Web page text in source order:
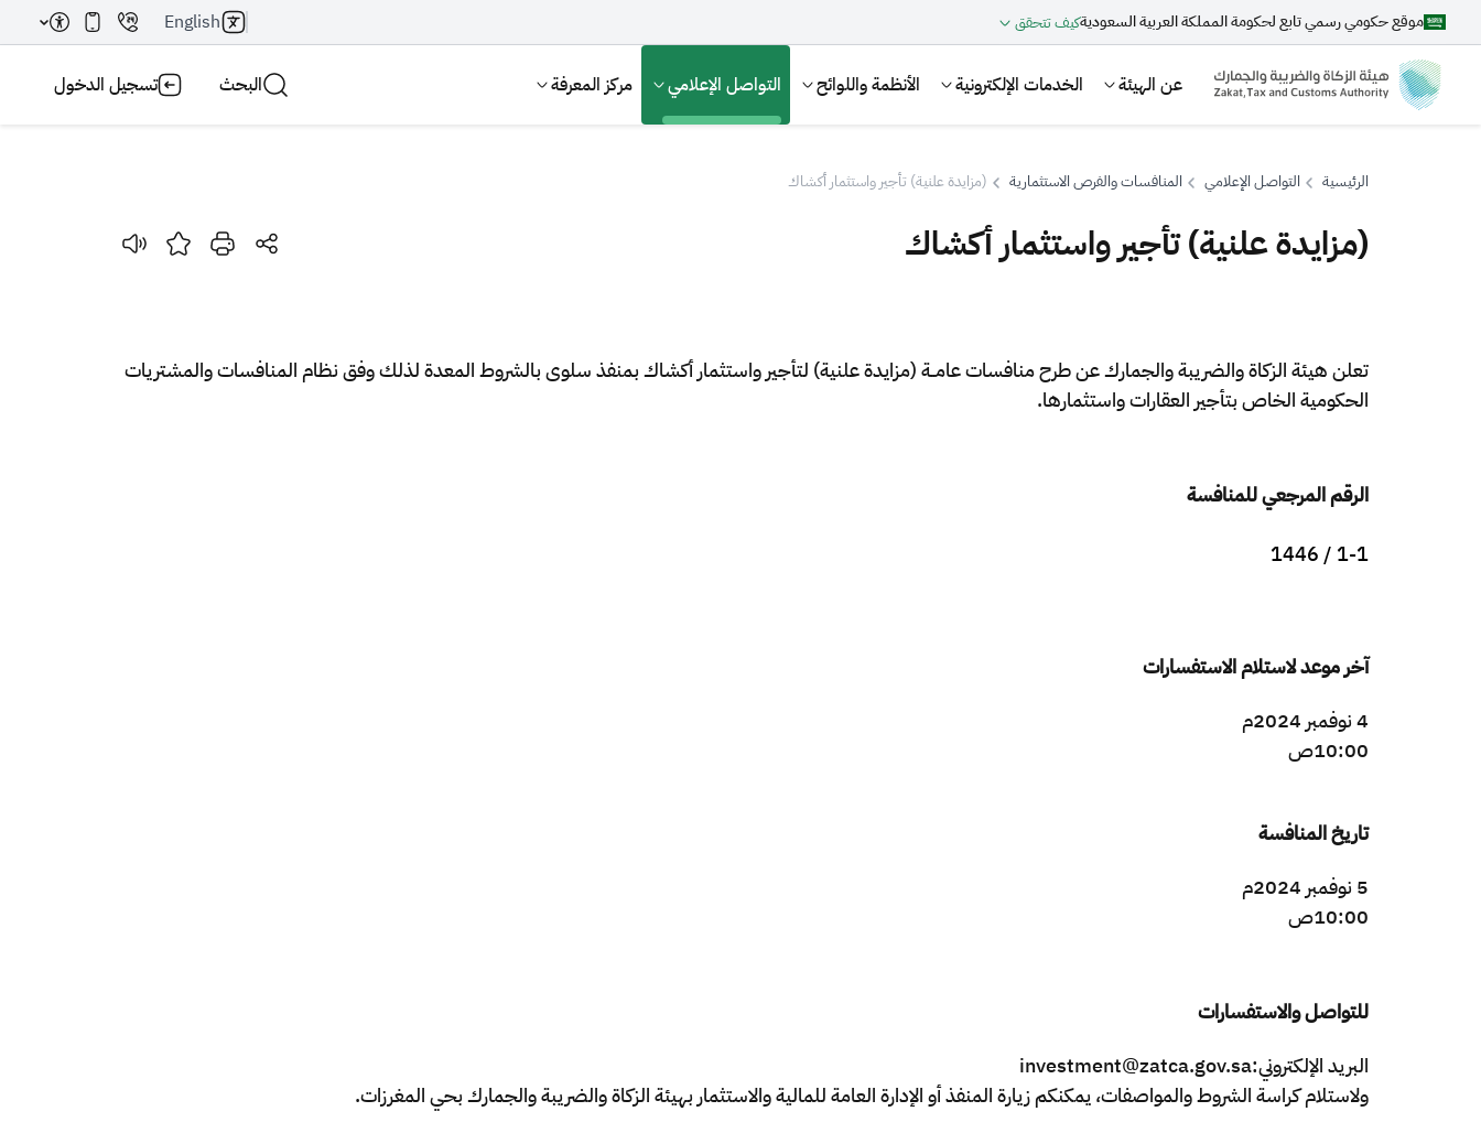
موقع حكومي رسمي تابع لحكومة المملكة العربية السعوديةكيف تتحقق English
عن الهيئة الخدمات الإلكترونية الأنظمة واللوائح التواصل الإعلامي مركز المعرفة البحث تسجيل الدخول
بحث
اقتراحات
الزكاة الجمارك ضريبة القيمة المضافة
الرئيسية التواصل الإعلامي المنافسات والفرص الاستثمارية (مزايدة علنية) تأجير واستثمار أكشاك
(مزايدة علنية) تأجير واستثمار أكشاك
تعلن هيئة الزكاة والضريبة والجمارك عن طرح منافسات عامــة (مزايدة علنية) لتأجير واستثمار أكشاك بمنفذ سلوى بالشروط المعدة لذلك وفق نظام المنافسات والمشتريات
الحكومية الخاص بتأجير العقارات واستثمارها.
الرقم المرجعي للمنافسة
1-1 / 1446
آخر موعد لاستلام الاستفسارات
4 نوفمبر 2024م
10:00ص
تاريخ المنافسة
5 نوفمبر 2024م
10:00ص
للتواصل والاستفسارات
البريد الإلكتروني:investment@zatca.gov.sa
ولاستلام كراسة الشروط والمواصفات، يمكنكم زيارة المنفذ أو الإدارة العامة للمالية والاستثمار بهيئة الزكاة والضريبة والجمارك بحي المغرزات.